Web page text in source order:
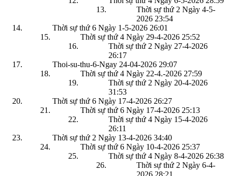
Thời sự thứ 2 Ngày 4-5-
2026 23:54
Thời sự thứ 6 Ngày 1-5-2026 26:01
Thời sự thứ 4 Ngày 29-4-2026 25:52
Thời sự thứ 2 Ngày 27-4-2026
26:17
Thoi-su-thu-6-Ngay 24-04-2026 29:07
Thời sự thứ 4 Ngày 22-4.-2026 27:59
Thời sự thứ 2 Ngày 20-4-2026
31:53
Thời sự thứ 6 Ngày 17-4-2026 26:27
Thời sự thứ 6 Ngày 17-4-2026 25:13
Thời sự thứ 4 Ngày 15-4-2026
26:11
Thời sự thứ 2 Ngày 13-4-2026 34:40
Thời sự thứ 6 Ngày 10-4-2026 25:37
Thời sự thứ 4 Ngày 8-4-2026 26:38
Thời sự thứ 2 Ngày 6-4-
2026 28:21